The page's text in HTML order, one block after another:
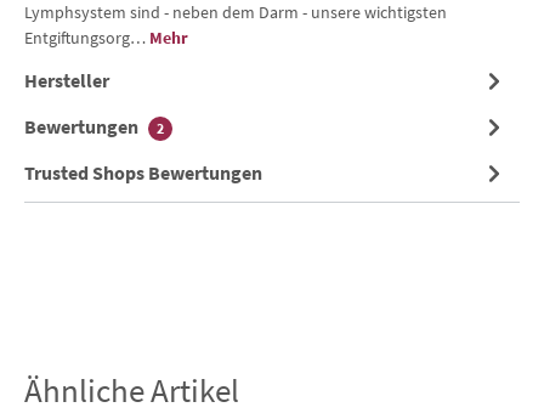
Lymphsystem sind - neben dem Darm - unsere wichtigsten
Entgiftungsorg… Mehr
Hersteller
Bewertungen
2
Trusted Shops Bewertungen
Produktgalerie überspringen
Ähnliche Artikel